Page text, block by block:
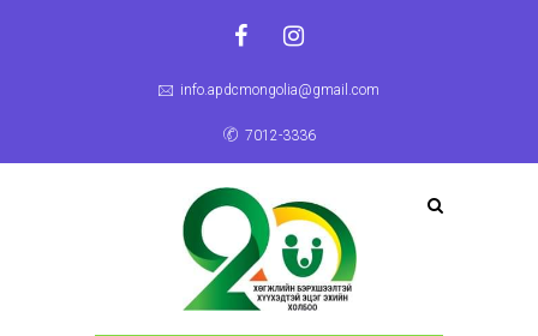
info.apdcmongolia@gmail.com
7012-3336